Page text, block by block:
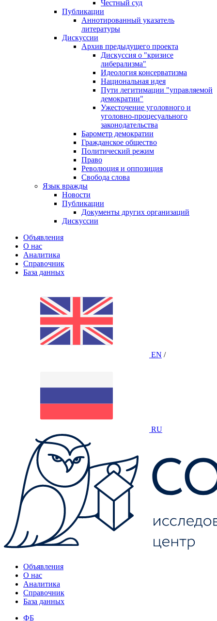
Честный суд
Публикации
Аннотированный указатель
литературы
Дискуссии
Архив предыдущего проекта
Дискуссия о "кризисе
либерализма"
Идеология консерватизма
Национальная идея
Пути легитимации "управляемой
демократии"
Ужесточение уголовного и
уголовно-процесуального
законодательства
Барометр демократии
Гражданское общество
Политический режим
Право
Революция и оппозиция
Свобода слова
Язык вражды
Новости
Публикации
Документы других организаций
Дискуссии
Объявления
О нас
Аналитика
Справочник
База данных
EN /
RU
Объявления
О нас
Аналитика
Справочник
База данных
ФБ